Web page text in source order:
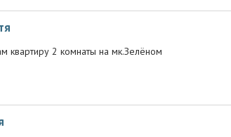
квартиру 2 комнаты на мк.Зелёном